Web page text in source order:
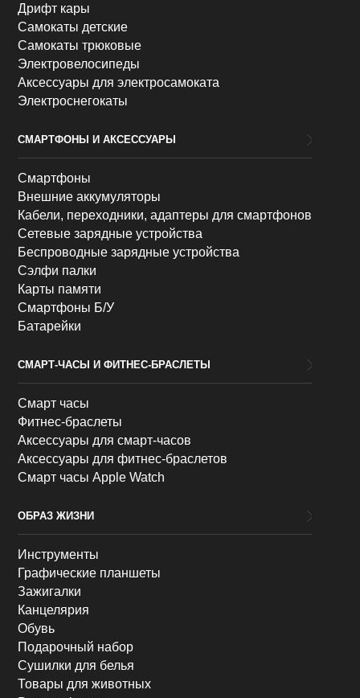
Дрифт кары
Самокаты детские
Самокаты трюковые
Электровелосипеды
Аксессуары для электросамоката
Электроснегокаты
СМАРТФОНЫ И АКСЕССУАРЫ
Смартфоны
Внешние аккумуляторы
Кабели, переходники, адаптеры для смартфонов
Сетевые зарядные устройства
Беспроводные зарядные устройства
Сэлфи палки
Карты памяти
Смартфоны Б/У
Батарейки
СМАРТ-ЧАСЫ И ФИТНЕС-БРАСЛЕТЫ
Смарт часы
Фитнес-браслеты
Аксессуары для смарт-часов
Аксессуары для фитнес-браслетов
Смарт часы Apple Watch
ОБРАЗ ЖИЗНИ
Инструменты
Графические планшеты
Зажигалки
Канцелярия
Обувь
Подарочный набор
Сушилки для белья
Товары для животных